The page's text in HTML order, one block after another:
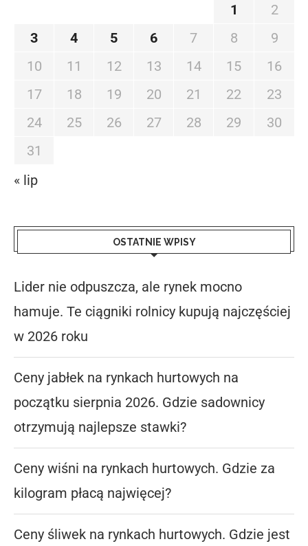
1
2
3
4 5 6 7 8
9
10
11 12 13 14 15
16
17
18 19 20 21 22
23
24
25 26 27 28 29
30
31
« lip
OSTATNIE WPISY
Lider nie odpuszcza, ale rynek mocno
hamuje. Te ciągniki rolnicy kupują najczęściej
w 2026 roku
Ceny jabłek na rynkach hurtowych na
początku sierpnia 2026. Gdzie sadownicy
otrzymują najlepsze stawki?
Ceny wiśni na rynkach hurtowych. Gdzie za
kilogram płacą najwięcej?
Ceny śliwek na rynkach hurtowych. Gdzie jest